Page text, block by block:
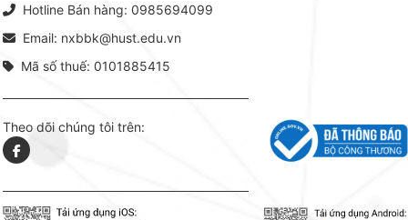
Hotline Bán hàng: 0985694099
Email: nxbbk@hust.edu.vn
Mã số thuế: 0101885415
Theo dõi chúng tôi trên: